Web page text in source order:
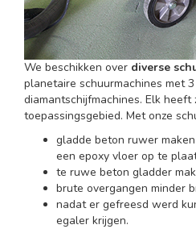
We beschikken over diverse
planetaire schuurmachines met
diamantschijfmachines. Elk heeft
toepassingsgebied. Met onze
gladde beton ruwer
een epoxy vloer op te
te ruwe beton gladder
brute overgangen minder
nadat er gefreesd werd
egaler krijgen.